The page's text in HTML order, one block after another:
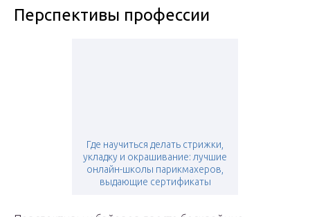
Перспективы профессии
Где научиться делать стрижки,
укладку и окрашивание: лучшие
онлайн-школы парикмахеров,
выдающие сертификаты